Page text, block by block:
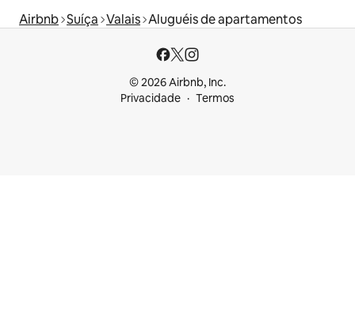
Airbnb Suíça Valais Aluguéis de apartamentos
© 2026 Airbnb, Inc.
Privacidade
Termos